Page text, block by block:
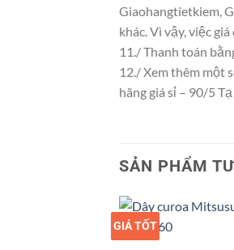
Giaohangtietkiem,
khác. Vì vậy, việc
11./ Thanh toán
12./ Xem thêm một
hãng giá sỉ – 90/5
SẢN PHẨM
GIÁ SỈ
GIÁ TỐT